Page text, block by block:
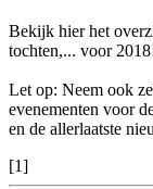
Bekijk hier het
tochten,... voor
Let op: Neem ook
evenementen voor
en de allerlaatste
[1]